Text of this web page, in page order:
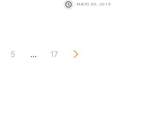
MAYO 30, 2019
5 … 17